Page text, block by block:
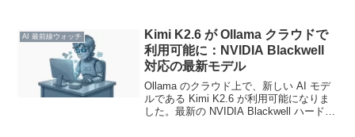
ン 1.0 では Ollama のサポート...
AI 最前線ウォッチ
Kimi K2.6 が Ollama クラウドで
利用可能に：NVIDIA Blackwell
対応の最新モデル
Ollama のクラウド上で、新しい AI モデ
ルである Kimi K2.6 が利用可能になりま
した。最新の NVIDIA Blackwell ハードウ